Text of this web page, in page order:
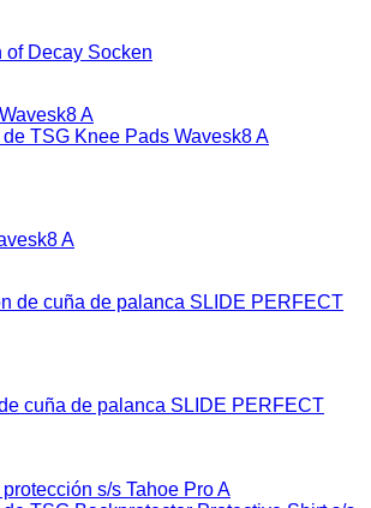
of Decay Socken
A
cuña de palanca SLIDE PERFECT